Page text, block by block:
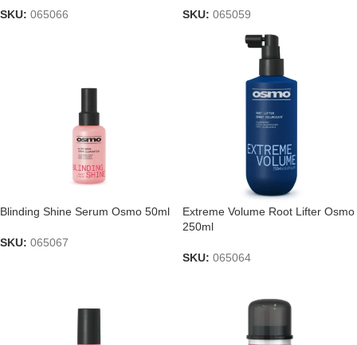
SKU: 065066 SKU: 065059
Blinding Shine Serum Osmo 50ml
SKU: 065067
Extreme Volume Root Lifter Osmo
250ml
SKU: 065064